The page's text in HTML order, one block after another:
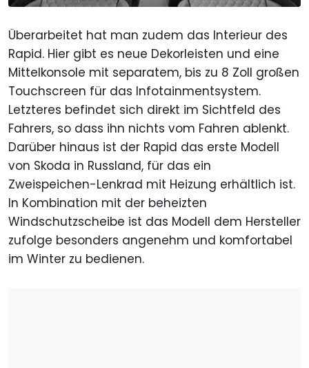
Überarbeitet hat man zudem das Interieur des
Rapid. Hier gibt es neue Dekorleisten und eine
Mittelkonsole mit separatem, bis zu 8 Zoll großen
Touchscreen für das Infotainmentsystem.
Letzteres befindet sich direkt im Sichtfeld des
Fahrers, so dass ihn nichts vom Fahren ablenkt.
Darüber hinaus ist der Rapid das erste Modell
von Skoda in Russland, für das ein
Zweispeichen-Lenkrad mit Heizung erhältlich ist.
In Kombination mit der beheizten
Windschutzscheibe ist das Modell dem Hersteller
zufolge besonders angenehm und komfortabel
im Winter zu bedienen.